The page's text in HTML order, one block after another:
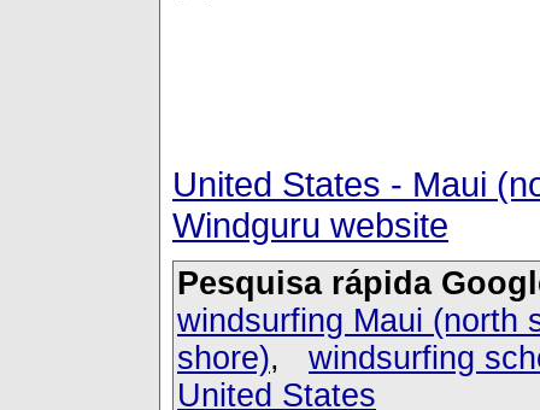
United States - Maui
Windguru website
Pesquisa rápida
windsurfing Maui (north
shore), windsurfing
United States